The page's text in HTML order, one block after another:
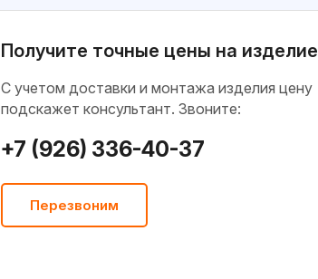
Получите точные цены на изделие
C учетом доставки и монтажа изделия цену
подскажет консультант. Звоните:
+7 (926) 336-40-37
Перезвоним